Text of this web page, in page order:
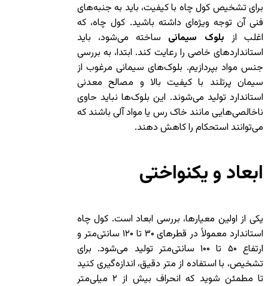
برای تشخیص کول چاه با کیفیت، باید به جنبه‌های
فنی آن توجه ویژه‌ای داشته باشید. کول چاه، که
اغلب از بلوک سیمانیساخته می‌شود، باید
استانداردهای خاصی را رعایت کند. ابتدا، به بررسی
جنس مواد بپردازیم. بلوک‌های سیمانی مرغوب از
سیمان پرتلند با کیفیت بالا و مصالح معدنی
استاندارد تولید می‌شوند. این بلوک‌ها نباید حاوی
ناخالصی‌هایی مانند خاک رس یا مواد آلی باشند که
می‌توانند استحکام را کاهش دهند.
ابعاد و یکنواختی
یکی از اولین معیارها، بررسی ابعاد است. کول چاه
استاندارد معمولاً در قطرهای ۳۰ تا ۱۲۰ سانتی‌متر و
ارتفاع ۵۰ تا ۱۰۰ سانتی‌متر تولید می‌شود. برای
تشخیص، با استفاده از متر دقیق، اندازه‌گیری کنید
تا مطمئن شوید که انحراف بیش از ۲ میلی‌متر